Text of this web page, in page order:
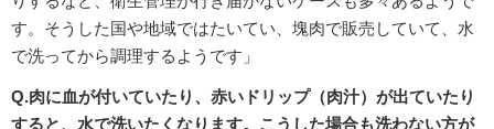
す。そうした国や地域ではたいてい、塊肉で販売していて、水
で洗ってから調理するようです」
Q.肉に血が付いていたり、赤いドリップ（肉汁）が出ていたり
すると、水で洗いたくなります。こうした場合も洗わない方が